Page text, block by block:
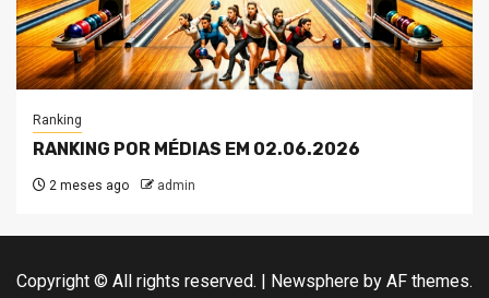
Ranking
RANKING POR MÉDIAS EM 02.06.2026
2 meses ago admin
Copyright © All rights reserved. | Newsphere by AF themes.